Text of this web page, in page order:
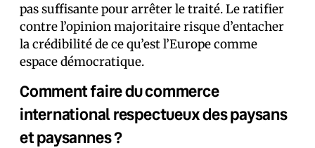
pas suffisante pour arrêter le traité. Le ratifier
contre l’opinion majoritaire risque d’entacher
la crédibilité de ce qu’est l’Europe comme
espace démocratique.
Comment faire du commerce
international respectueux des paysans
et paysannes ?